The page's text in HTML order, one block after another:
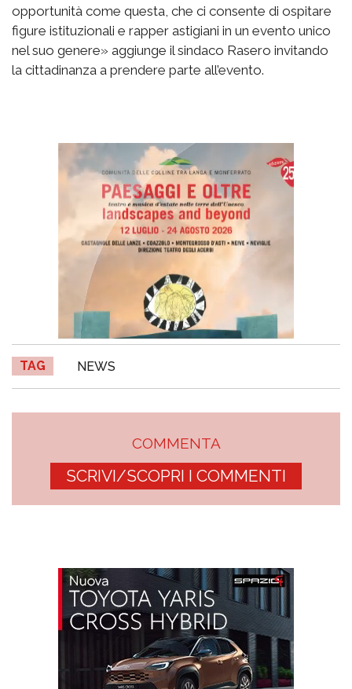
opportunità come questa, che ci consente di ospitare
figure istituzionali e rapper astigiani in un evento unico
nel suo genere» aggiunge il sindaco Rasero invitando
la cittadinanza a prendere parte all’evento.
TAG NEWS
COMMENTA
SCRIVI/SCOPRI I COMMENTI